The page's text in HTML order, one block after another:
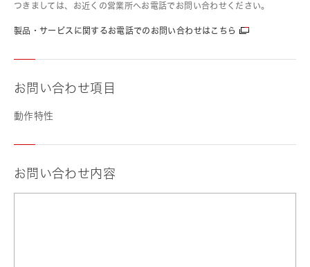
つきましては、お近くの営業所へお電話でお問い合わせください。
製品・サービスに関するお電話でのお問い合わせはこちら
お問い合わせ項目
動作特性
お問い合わせ内容